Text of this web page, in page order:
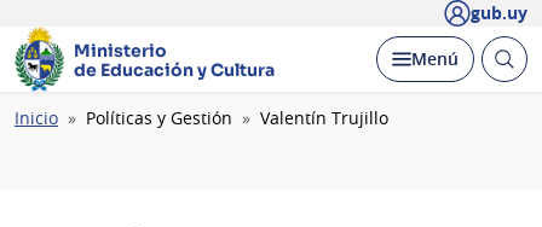
gub.uy
Ministerio
de Educación y Cultura
Desplegar
Menú Abrir
Ruta
Inicio Políticas y Gestión Valentín Trujillo